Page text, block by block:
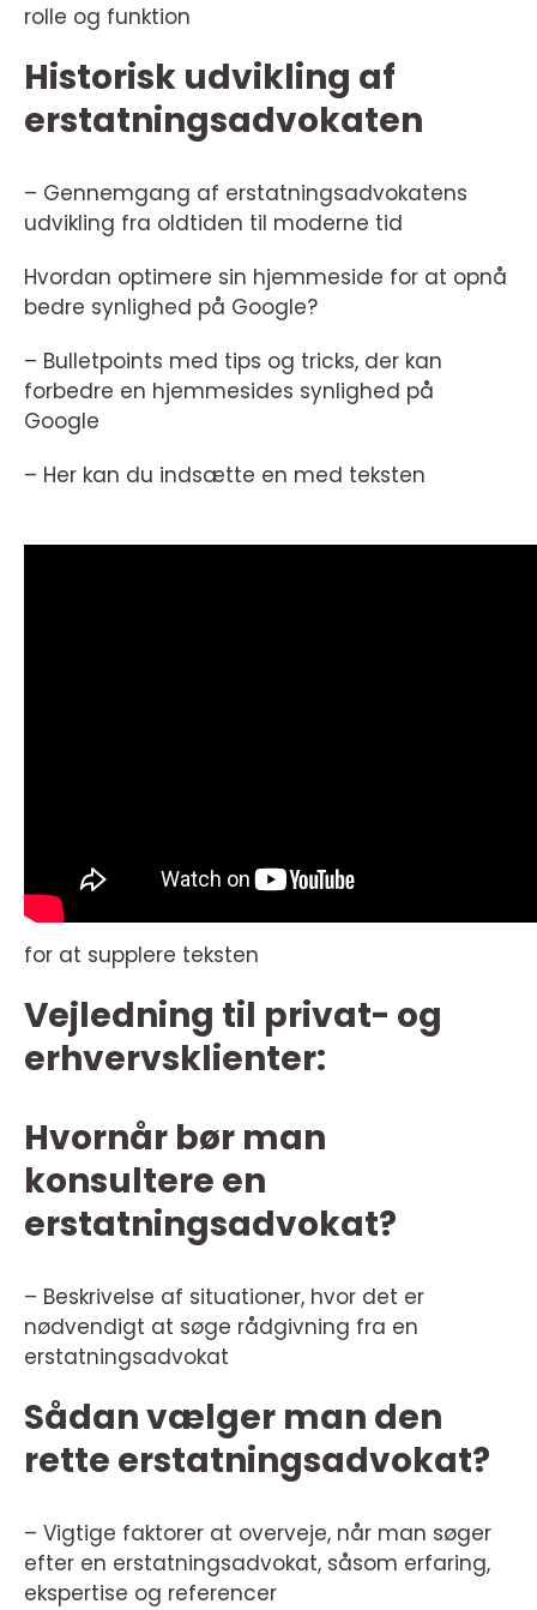
rolle og funktion
Historisk udvikling af
erstatningsadvokaten
– Gennemgang af erstatningsadvokatens
udvikling fra oldtiden til moderne tid
Hvordan optimere sin hjemmeside for at opnå
bedre synlighed på Google?
– Bulletpoints med tips og tricks, der kan
forbedre en hjemmesides synlighed på
Google
– Her kan du indsætte en med teksten
for at supplere teksten
Vejledning til privat- og
erhvervsklienter:
Hvornår bør man
konsultere en
erstatningsadvokat?
– Beskrivelse af situationer, hvor det er
nødvendigt at søge rådgivning fra en
erstatningsadvokat
Sådan vælger man den
rette erstatningsadvokat?
– Vigtige faktorer at overveje, når man søger
efter en erstatningsadvokat, såsom erfaring,
ekspertise og referencer